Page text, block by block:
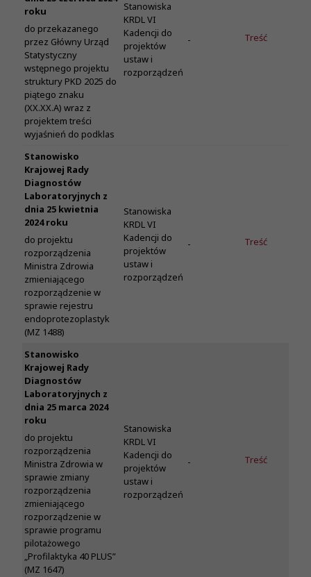
roku
do przekazanego
przez Główny Urząd
Statystyczny
wstępnego projektu
struktury PKD 2025 do
piątego znaku
(XX.XX.A) wraz z
projektem treści
wyjaśnień do podklas
Stanowiska
KRDL VI
Kadencji do
projektów
ustaw i
rozporządzeń
- Treść
Stanowisko
Krajowej Rady
Diagnostów
Laboratoryjnych z
dnia 25 kwietnia
2024 roku
do projektu
rozporządzenia
Ministra Zdrowia
zmieniającego
rozporządzenie w
sprawie rejestru
endoprotezoplastyk
(MZ 1488)
Stanowiska
KRDL VI
Kadencji do
projektów
ustaw i
rozporządzeń
- Treść
Stanowisko
Krajowej Rady
Diagnostów
Laboratoryjnych z
dnia 25 marca 2024
roku
do projektu
rozporządzenia
Ministra Zdrowia w
sprawie zmiany
rozporządzenia
zmieniającego
rozporządzenie w
sprawie programu
pilotażowego
„Profilaktyka 40 PLUS”
(MZ 1647)
Stanowiska
KRDL VI
Kadencji do
projektów
ustaw i
rozporządzeń
- Treść